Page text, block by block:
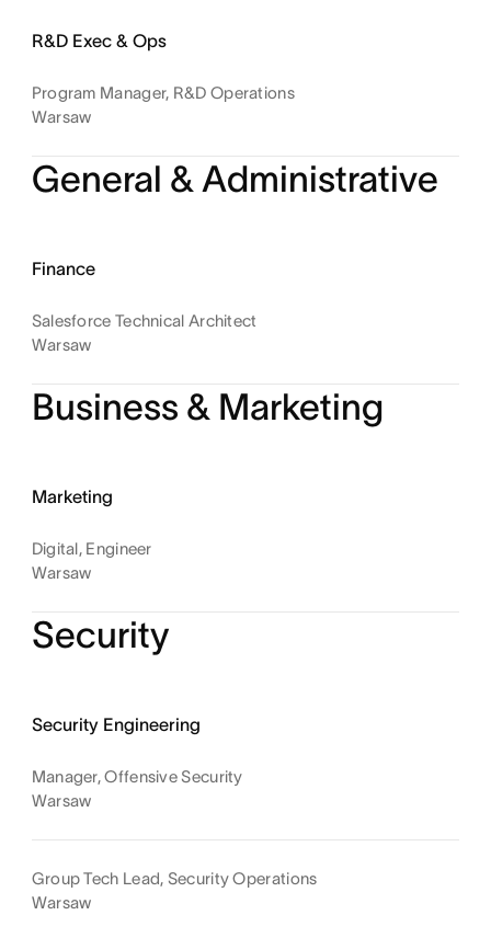
R&D Exec & Ops
Program Manager, R&D Operations
Warsaw
General & Administrative
Finance
Salesforce Technical Architect
Warsaw
Business & Marketing
Marketing
Digital, Engineer
Warsaw
Security
Security Engineering
Manager, Offensive Security
Warsaw
Group Tech Lead, Security Operations
Warsaw